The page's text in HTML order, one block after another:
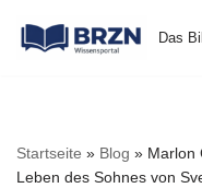
Zum
Das
Startseite » Blog » Marlon
Leben des Sohnes von